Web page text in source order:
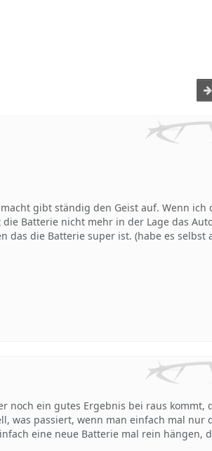
gibt ständig den Geist auf. Wenn ich
Batterie nicht mehr in der Lage das
das die Batterie super ist. (habe es selbst
noch ein gutes Ergebnis bei raus kommt,
was passiert, wenn man einfach mal nur
eine neue Batterie mal rein hängen,